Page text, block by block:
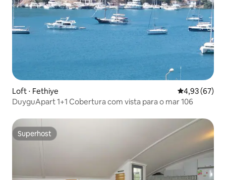
Loft ⋅ Fethiye 4,93 de uma
4,93 (67)
DuyguApart 1+1 Cobertura com vista para o mar 106
Superhost
Superhost